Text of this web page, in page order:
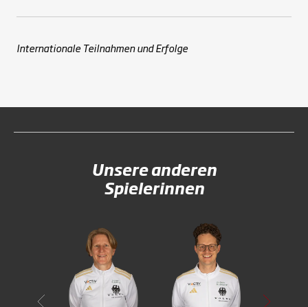
Internationale Teilnahmen und Erfolge
Unsere anderen
Spielerinnen